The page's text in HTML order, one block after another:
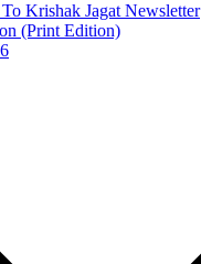
Krishak Jagat Newsletter
(Print Edition)